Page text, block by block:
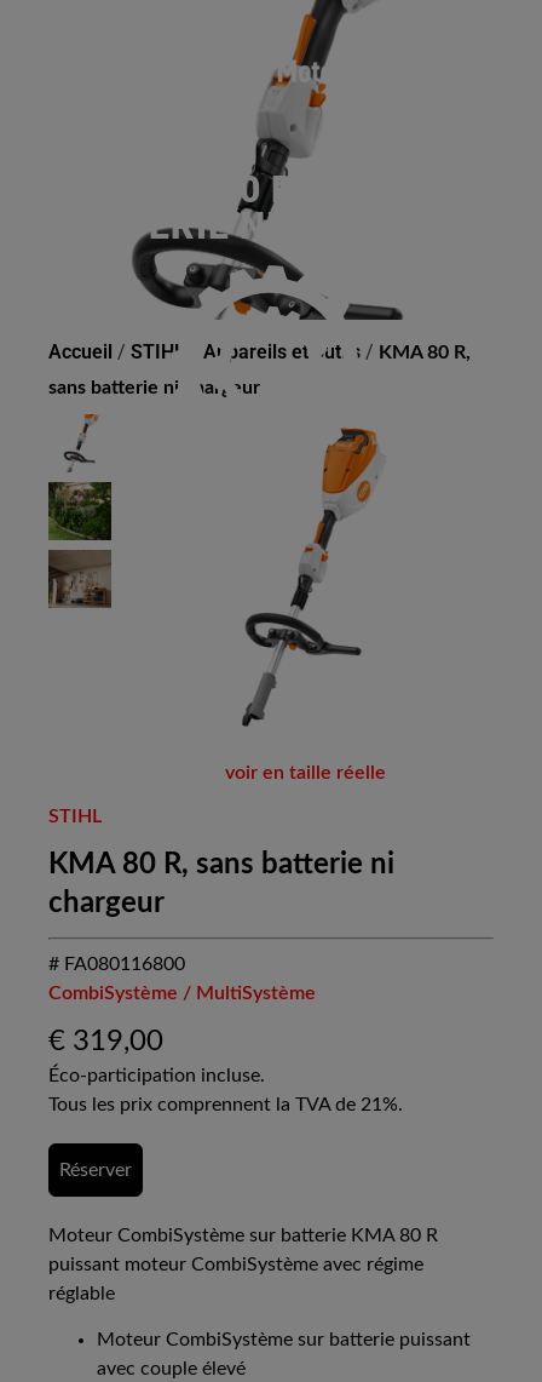
KMA 80 R, SANS
BATTERIE NI CHARGEUR
Accueil / STIHL Appareils et outils / KMA 80 R,
sans batterie ni chargeur
voir en taille réelle
STIHL
KMA 80 R, sans batterie ni
chargeur
# FA080116800
CombiSystème / MultiSystème
€ 319,00
Éco-participation incluse.
Tous les prix comprennent la TVA de 21%.
Réserver
Moteur CombiSystème sur batterie KMA 80 R
puissant moteur CombiSystème avec régime
réglable
Moteur CombiSystème sur batterie puissant
avec couple élevé